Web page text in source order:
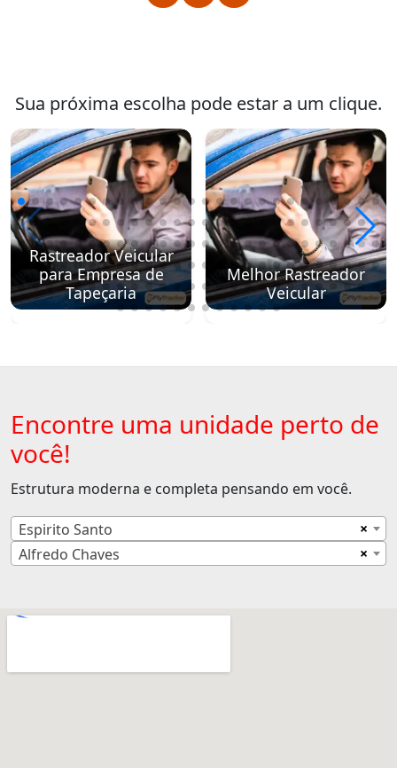
Sua próxima escolha pode estar a um clique.
Rastreador Veicular
para Empresa de
Tapeçaria
Melhor Rastreador
Veicular
Encontre uma unidade perto de
você!
Estrutura moderna e completa pensando em você.
×
Espirito Santo
×
Alfredo Chaves